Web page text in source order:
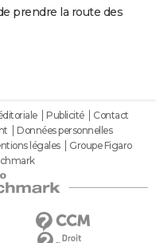
prendre la route des
Publicité
Contact
Données personnelles
légales
Groupe Figaro